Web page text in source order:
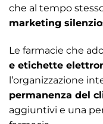
che al tempo
marketing
Le farmacie che
e etichette
l’organizzazione
permanenza del
aggiuntivi e una